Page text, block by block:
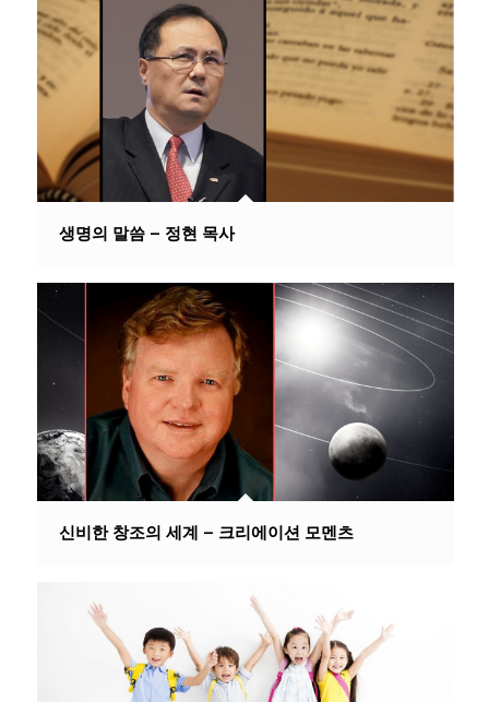
생명의 말씀 – 정현 목사
신비한 창조의 세계 – 크리에이션 모멘츠